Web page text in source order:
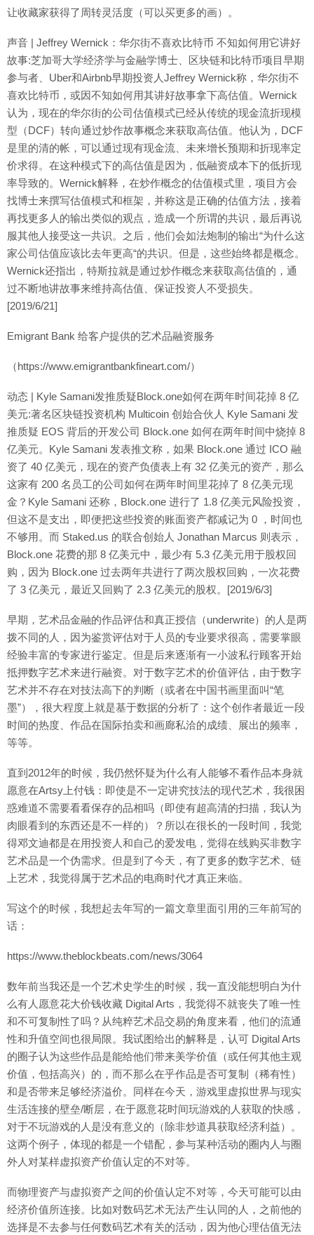
让收藏家获得了周转灵活度（可以买更多的画）。
声音 | Jeffrey Wernick：华尔街不喜欢比特币 不知如何用它讲好
故事:芝加哥大学经济学与金融学博士、区块链和比特币项目早期
参与者、Uber和Airbnb早期投资人Jeffrey Wernick称，华尔街不
喜欢比特币，或因不知如何用其讲好故事拿下高估值。Wernick
认为，现在的华尔街的公司估值模式已经从传统的现金流折现模
型（DCF）转向通过炒作故事概念来获取高估值。他认为，DCF
是里的清的帐，可以通过现有现金流、未来增长预期和折现率定
价求得。在这种模式下的高估值是因为，低融资成本下的低折现
率导致的。Wernick解释，在炒作概念的估值模式里，项目方会
找博士来撰写估值模式和框架，并称这是正确的估值方法，接着
再找更多人的输出类似的观点，造成一个所谓的共识，最后再说
服其他人接受这一共识。之后，他们会如法炮制的输出“为什么这
家公司估值应该比去年更高“的共识。但是，这些始终都是概念。
Wernick还指出，特斯拉就是通过炒作概念来获取高估值的，通
过不断地讲故事来维持高估值、保证投资人不受损失。
[2019/6/21]
Emigrant Bank 给客户提供的艺术品融资服务
（https://www.emigrantbankfineart.com/）
动态 | Kyle Samani发推质疑Block.one如何在两年时间花掉 8 亿
美元:著名区块链投资机构 Multicoin 创始合伙人 Kyle Samani 发
推质疑 EOS 背后的开发公司 Block.one 如何在两年时间中烧掉 8
亿美元。Kyle Samani 发表推文称，如果 Block.one 通过 ICO 融
资了 40 亿美元，现在的资产负债表上有 32 亿美元的资产，那么
这家有 200 名员工的公司如何在两年时间里花掉了 8 亿美元现
金？Kyle Samani 还称，Block.one 进行了 1.8 亿美元风险投资，
但这不是支出，即便把这些投资的账面资产都减记为 0 ，时间也
不够用。而 Staked.us 的联合创始人 Jonathan Marcus 则表示，
Block.one 花费的那 8 亿美元中，最少有 5.3 亿美元用于股权回
购，因为 Block.one 过去两年共进行了两次股权回购，一次花费
了 3 亿美元，最近又回购了 2.3 亿美元的股权。[2019/6/3]
早期，艺术品金融的作品评估和真正授信（underwrite）的人是两
拨不同的人，因为鉴赏评估对于人员的专业要求很高，需要掌眼
经验丰富的专家进行鉴定。但是后来逐渐有一小波私行顾客开始
抵押数字艺术来进行融资。对于数字艺术的价值评估，由于数字
艺术并不存在对技法高下的判断（或者在中国书画里面叫“笔
墨”），很大程度上就是基于数据的分析了：这个创作者最近一段
时间的热度、作品在国际拍卖和画廊私洽的成绩、展出的频率，
等等。
直到2012年的时候，我仍然怀疑为什么有人能够不看作品本身就
愿意在Artsy上付钱：即使是不一定讲究技法的现代艺术，我很困
惑难道不需要看看保存的品相吗（即使有超高清的扫描，我认为
肉眼看到的东西还是不一样的）？所以在很长的一段时间，我觉
得邓文迪都是在用投资人和自己的爱发电，觉得在线购买非数字
艺术品是一个伪需求。但是到了今天，有了更多的数字艺术、链
上艺术，我觉得属于艺术品的电商时代才真正来临。
写这个的时候，我想起去年写的一篇文章里面引用的三年前写的
话：
https://www.theblockbeats.com/news/3064
数年前当我还是一个艺术史学生的时候，我一直没能想明白为什
么有人愿意花大价钱收藏 Digital Arts，我觉得不就丧失了唯一性
和不可复制性了吗？从纯粹艺术品交易的角度来看，他们的流通
性和升值空间也很局限。我试图给出的解释是，认可 Digital Arts
的圈子认为这些作品是能给他们带来美学价值（或任何其他主观
价值，包括高兴）的，而不那么在乎作品是否可复制（稀有性）
和是否带来足够经济溢价。同样在今天，游戏里虚拟世界与现实
生活连接的壁垒/断层，在于愿意花时间玩游戏的人获取的快感，
对于不玩游戏的人是没有意义的（除非炒道具获取经济利益）。
这两个例子，体现的都是一个错配，参与某种活动的圈内人与圈
外人对某样虚拟资产价值认定的不对等。
而物理资产与虚拟资产之间的价值认定不对等，今天可能可以由
经济价值所连接。比如对数码艺术无法产生认同的人，之前他的
选择是不去参与任何数码艺术有关的活动，因为他心理估值无法